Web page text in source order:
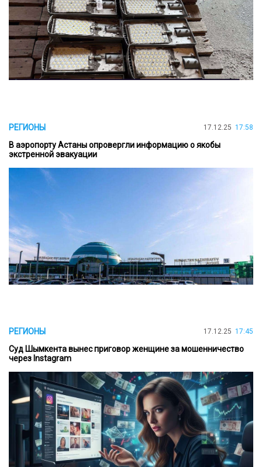
РЕГИОНЫ 17.12.25 17:58
В аэропорту Астаны опровергли информацию о якобы
экстренной эвакуации
РЕГИОНЫ 17.12.25 17:45
Суд Шымкента вынес приговор женщине за мошенничество
через Instagram